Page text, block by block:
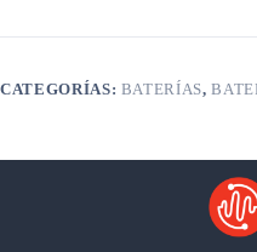
CATEGORÍAS: BATERÍAS,